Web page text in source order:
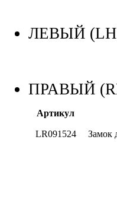
ЛЕВЫЙ
ПРАВЫЙ
Артикул
LR091524 Замок